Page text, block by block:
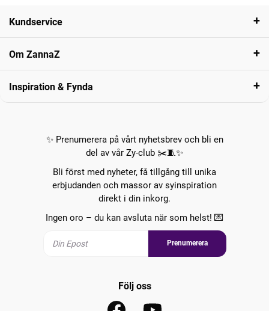
Kundservice
Om ZannaZ
Inspiration & Fynda
✨ Prenumerera på vårt nyhetsbrev och bli en
del av vår Zy-club ✂️🧵✨
Bli först med nyheter, få tillgång till unika
erbjudanden och massor av syinspiration
direkt i din inkorg.
Ingen oro – du kan avsluta när som helst! 💌
Prenumerera
Följ oss